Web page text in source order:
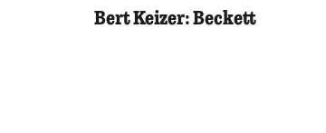
Bert Keizer: Beckett